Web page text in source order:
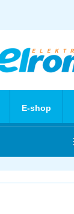
E-shop